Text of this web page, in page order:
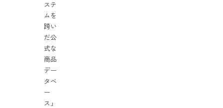
ステ
ムを
跨い
だ公
式な
商品
デー
タベ
ー
ス」